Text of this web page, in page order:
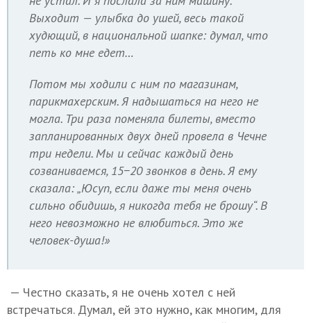
Выходит — улыбка до ушей, весь такой
худющий, в национальной шапке: думал, что
петь ко мне едет…
Потом мы ходили с ним по магазинам,
парикмахерским. Я надышаться на него не
могла. Три раза поменяла билеты, вместо
запланированных двух дней провела в Чечне
три недели. Мы и сейчас каждый день
созваниваемся, 15−20 звонков в день. Я ему
сказала: „Юсуп, если даже ты меня очень
сильно обидишь, я никогда тебя не брошу“. В
него невозможно не влюбиться. Это же
человек-душа!»
— Честно сказать, я не очень хотел с ней
встречаться. Думал, ей это нужно, как многим, для